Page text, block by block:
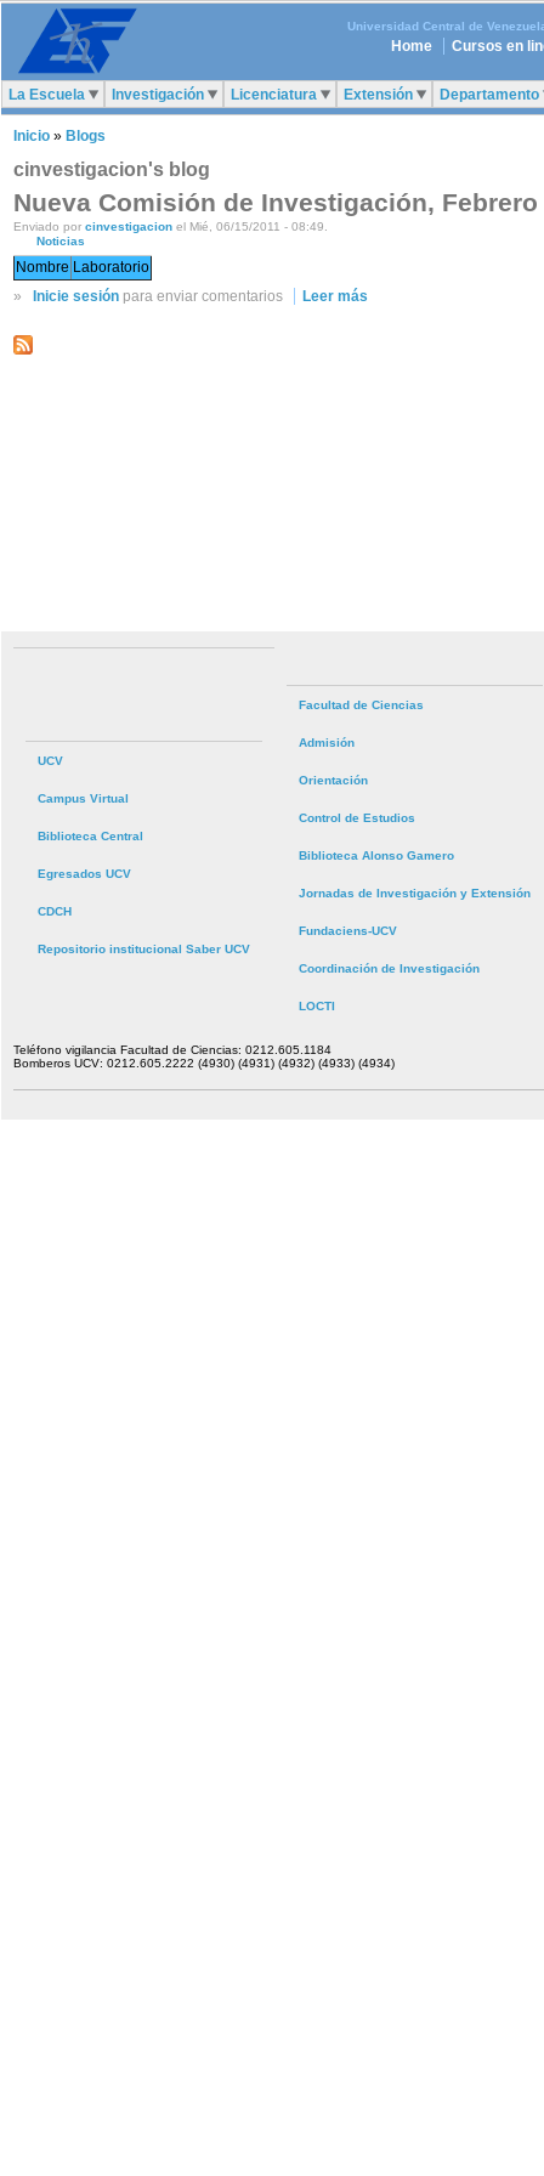
Universidad Central de
Home Cursos en
La Escuela Investigación Licenciatura Extensión Departamento
Inicio » Blogs
cinvestigacion's blog
Nueva Comisión de Investigación, Febrero
Enviado por cinvestigacion el Mié, 06/15/2011 - 08:49.
Noticias
Nombre Laboratorio
»
Inicie sesión para enviar comentarios Leer más
UCV
Campus Virtual
Biblioteca Central
Egresados UCV
CDCH
Repositorio institucional Saber UCV
Facultad de Ciencias
Admisión
Orientación
Control de Estudios
Biblioteca Alonso Gamero
Jornadas de Investigación y Extensión
Fundaciens-UCV
Coordinación de Investigación
LOCTI
Teléfono vigilancia Facultad de Ciencias: 0212.605.1184
Bomberos UCV: 0212.605.2222 (4930) (4931) (4932) (4933) (4934)